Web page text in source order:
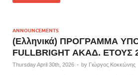
ANNOUNCEMENTS
(Ελληνικά) ΠΡΟΓΡΑΜΜΑ
FULLBRIGHT ΑΚΑΔ. ΕΤΟΥΣ
Thursday April 30th, 2026 - by Γιώργος Κοκκώνης